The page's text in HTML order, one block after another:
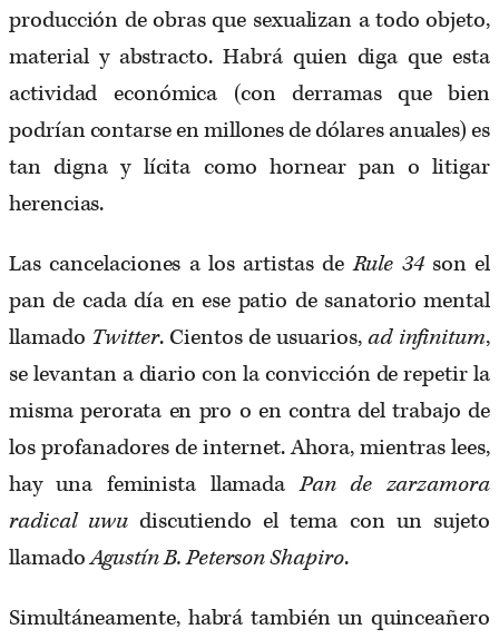
producción de obras que sexualizan a todo objeto,
material y abstracto. Habrá quien diga que esta
actividad económica (con derramas que bien
podrían contarse en millones de dólares anuales) es
tan digna y lícita como hornear pan o litigar
herencias.
Las cancelaciones a los artistas deRule 34son el
pan de cada día en ese patio de sanatorio mental
llamado Twitter. Cientos de usuarios,ad infinitum,
se levantan a diario con la convicción de repetir la
misma perorata en pro o en contra del trabajo de
los profanadores de internet. Ahora, mientras lees,
hay una feminista llamadaPan de zarzamora
radical uwudiscutiendo el tema con un sujeto
llamadoAgustín B. Peterson Shapiro.
Simultáneamente, habrá también un quinceañero